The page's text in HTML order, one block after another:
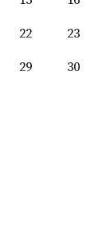
22
23
29
30